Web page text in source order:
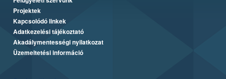
Projektek
Kapcsolódó linkek
Adatkezelési tájékoztató
Akadálymentességi nyilatkozat
Üzemeltetési információ